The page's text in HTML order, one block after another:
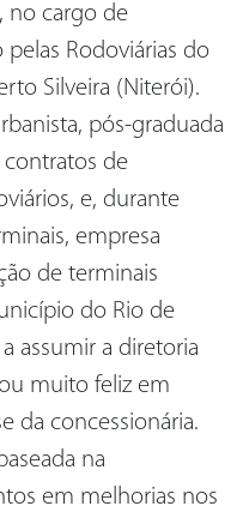
no cargo de
Rodoviárias do
Silveira (Niterói).
pós-graduada
de
e, durante
empresa
de terminais
do Rio de
assumir a diretoria
muito feliz em
da concessionária.
na
em melhorias nos